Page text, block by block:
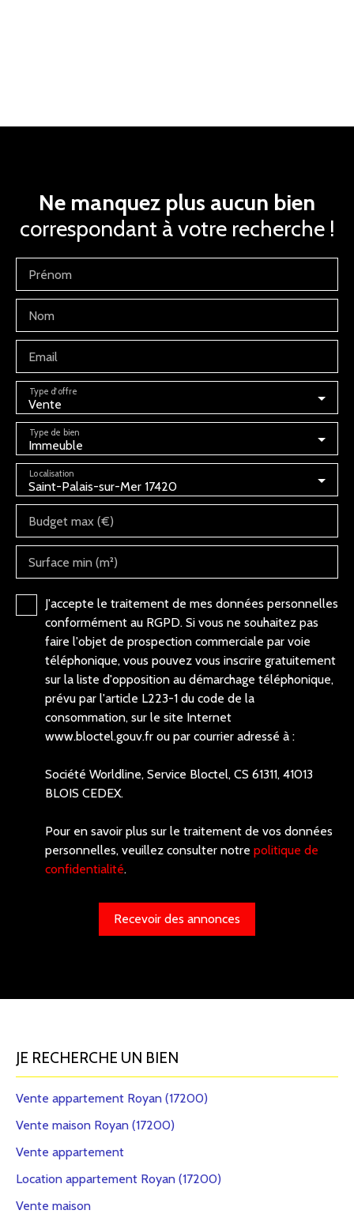
Ne manquez plus aucun bien
correspondant à votre recherche !
Prénom
Nom
Email
Vente
Type d'offre
Immeuble
Type de bien
Saint-Palais-sur-Mer 17420
Localisation
Budget max (€)
Surface min (m²)
J'accepte le traitement de mes données personnelles
conformément au RGPD. Si vous ne souhaitez pas
faire l'objet de prospection commerciale par voie
téléphonique, vous pouvez vous inscrire gratuitement
sur la liste d'opposition au démarchage téléphonique,
prévu par l'article L223-1 du code de la
consommation, sur le site Internet
www.bloctel.gouv.fr ou par courrier adressé à :
Société Worldline, Service Bloctel, CS 61311, 41013
BLOIS CEDEX.
Pour en savoir plus sur le traitement de vos données
personnelles, veuillez consulter notre politique de
confidentialité.
Recevoir des annonces
JE RECHERCHE UN BIEN
Vente appartement Royan (17200)
Vente maison Royan (17200)
Vente appartement
Location appartement Royan (17200)
Vente maison